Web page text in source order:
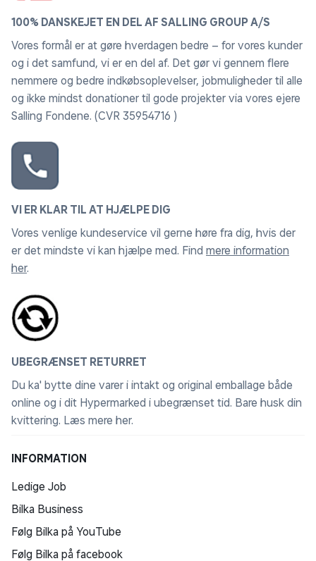
100% DANSKEJET EN DEL AF SALLING GROUP A/S
Vores formål er at gøre hverdagen bedre – for vores kunder
og i det samfund, vi er en del af. Det gør vi gennem flere
nemmere og bedre indkøbsoplevelser, jobmuligheder til alle
og ikke mindst donationer til gode projekter via vores ejere
Salling Fondene. (CVR 35954716 )
VI ER KLAR TIL AT HJÆLPE DIG
Vores venlige kundeservice vil gerne høre fra dig, hvis der
er det mindste vi kan hjælpe med. Find mere information
her.
UBEGRÆNSET RETURRET
Du ka' bytte dine varer i intakt og original emballage både
online og i dit Hypermarked i ubegrænset tid. Bare husk din
kvittering. Læs mere her.
INFORMATION
Ledige Job
Bilka Business
Følg Bilka på YouTube
Følg Bilka på facebook